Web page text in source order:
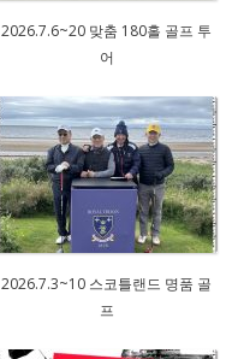
2026.7.6~20 맞춤 180홀 골프 투
어
2026.7.3~10 스코틀랜드 명품 골
프